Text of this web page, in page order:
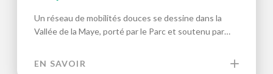
Un réseau de mobilités douces se dessine dans la
Vallée de la Maye, porté par le Parc et soutenu par…
EN SAVOIR